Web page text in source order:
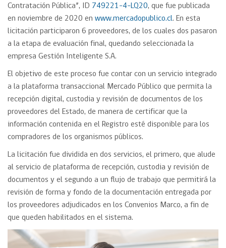
Contratación Pública”, ID 749221-4-LQ20, que fue publicada
en noviembre de 2020 en www.mercadopublico.cl. En esta
licitación participaron 6 proveedores, de los cuales dos pasaron
a la etapa de evaluación final, quedando seleccionada la
empresa Gestión Inteligente S.A.
El objetivo de este proceso fue contar con un servicio integrado
a la plataforma transaccional Mercado Público que permita la
recepción digital, custodia y revisión de documentos de los
proveedores del Estado, de manera de certificar que la
información contenida en el Registro esté disponible para los
compradores de los organismos públicos.
La licitación fue dividida en dos servicios, el primero, que alude
al servicio de plataforma de recepción, custodia y revisión de
documentos y el segundo a un flujo de trabajo que permitirá la
revisión de forma y fondo de la documentación entregada por
los proveedores adjudicados en los Convenios Marco, a fin de
que queden habilitados en el sistema.